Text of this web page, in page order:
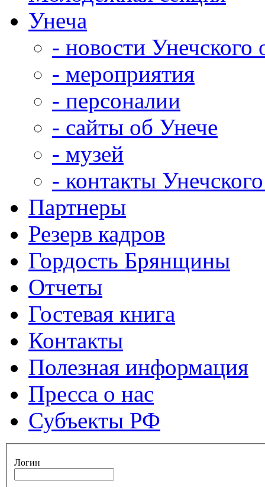
Унеча
- новости Унечского
- мероприятия
- персоналии
- сайты об Унече
- музей
- контакты
Партнеры
Резерв кадров
Гордость Брянщины
Отчеты
Гостевая книга
Контакты
Полезная информация
Пресса о нас
Субъекты РФ
Логин